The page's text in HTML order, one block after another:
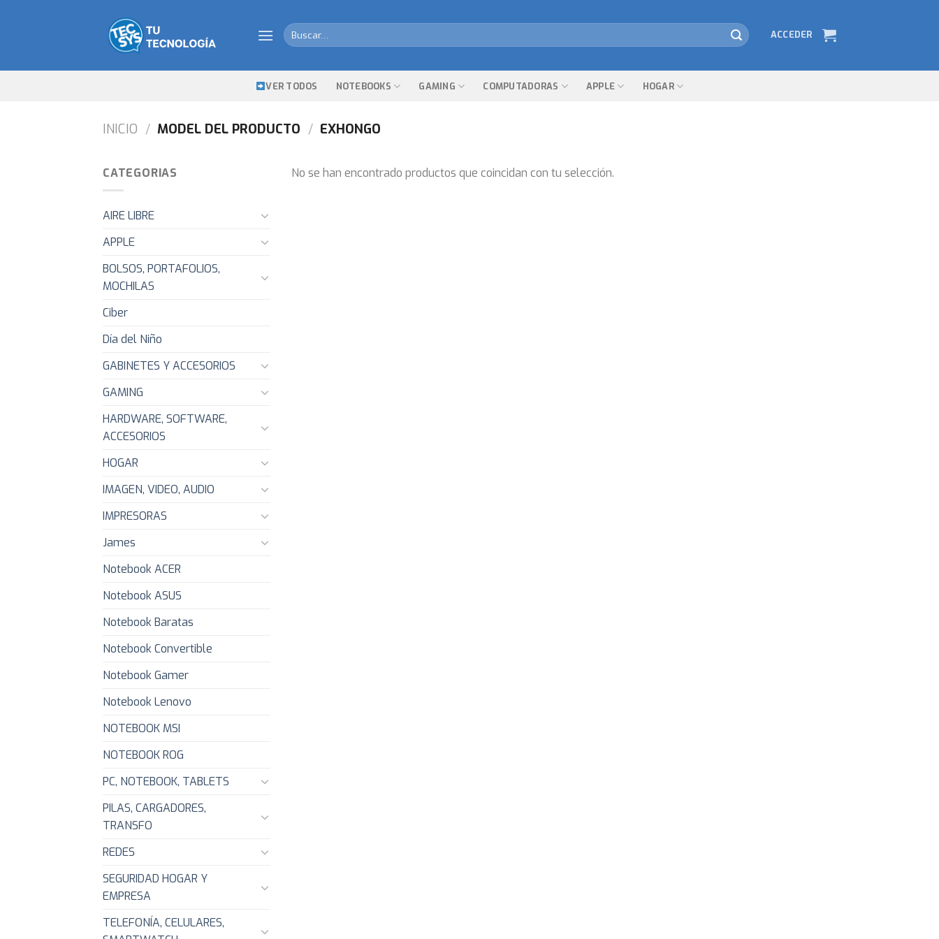
Buscar
por:
ACCEDER
VER TODOS NOTEBOOKS GAMING COMPUTADORAS APPLE HOGAR
INICIO / MODEL DEL PRODUCTO / EXHONGO
CATEGORIAS
AIRE LIBRE
APPLE
BOLSOS, PORTAFOLIOS,
MOCHILAS
Ciber
Día del Niño
GABINETES Y ACCESORIOS
GAMING
HARDWARE, SOFTWARE,
ACCESORIOS
HOGAR
IMAGEN, VIDEO, AUDIO
IMPRESORAS
James
Notebook ACER
Notebook ASUS
Notebook Baratas
Notebook Convertible
Notebook Gamer
Notebook Lenovo
NOTEBOOK MSI
NOTEBOOK ROG
PC, NOTEBOOK, TABLETS
PILAS, CARGADORES,
TRANSFO
REDES
SEGURIDAD HOGAR Y
EMPRESA
TELEFONÍA, CELULARES,
No se han encontrado productos que coincidan con tu selección.